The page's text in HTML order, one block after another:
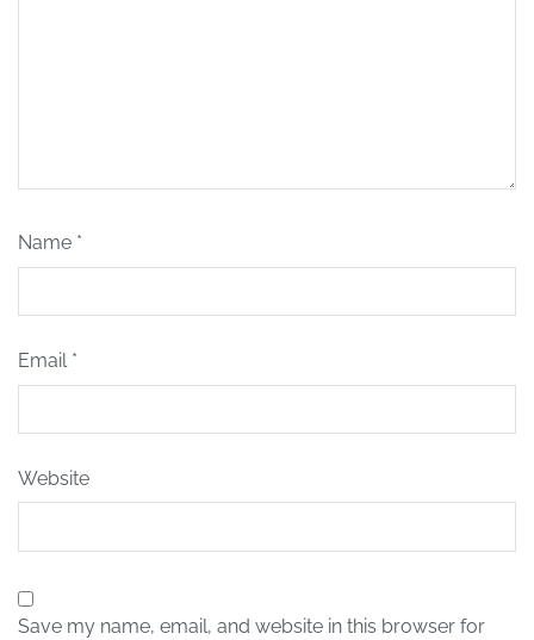
Name *
Email *
Website
Save my name, email, and website in this browser for